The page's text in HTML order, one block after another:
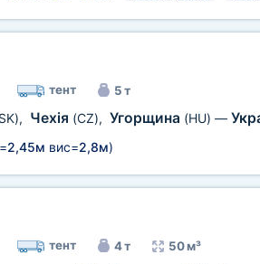
тент 5 т
, Чехія (CZ), Угорщина (HU) —
2,45м вис=2,8м)
тент 4 т 50 м³